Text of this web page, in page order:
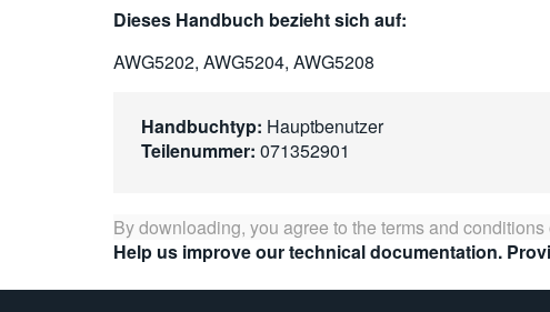
Dieses Handbuch bezieht sich auf:
AWG5202, AWG5204, AWG5208
Handbuchtyp: Hauptbenutzer
Teilenummer: 071352901
By downloading, you agree to the terms and conditions
Help us improve our technical documentation.